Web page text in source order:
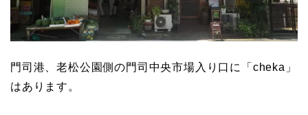
門司港、老松公園側の門司中央市場入り口に「cheka」
はあります。